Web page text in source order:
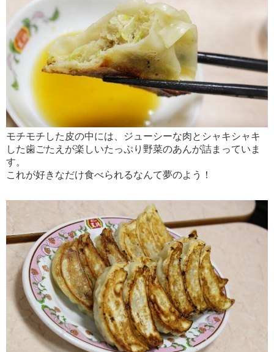
モチモチした皮の中には、ジューシーな肉とシャキシャキ
した歯ごたえが楽しいたっぷり野菜のあんが詰まっていま
す。
これが好きなだけ食べられるなんて夢のよう！